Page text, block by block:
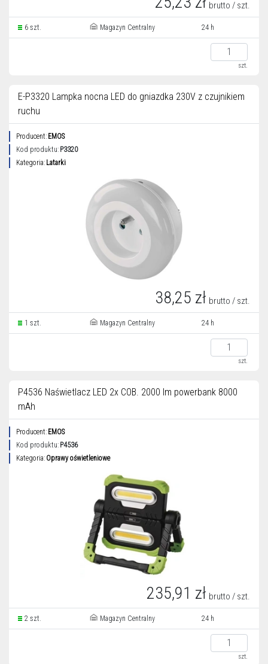
brutto / szt.
6 szt. Magazyn Centralny 24 h
szt.
E-P3320 Lampka nocna LED do gniazdka 230V z czujnikiem
ruchu
Producent: EMOS
Kod produktu: P3320
Kategoria: Latarki
38,25 zł brutto / szt.
1 szt. Magazyn Centralny 24 h
szt.
P4536 Naświetlacz LED 2x COB. 2000 lm powerbank 8000
mAh
Producent: EMOS
Kod produktu: P4536
Kategoria: Oprawy oświetleniowe
235,91 zł brutto / szt.
2 szt. Magazyn Centralny 24 h
szt.